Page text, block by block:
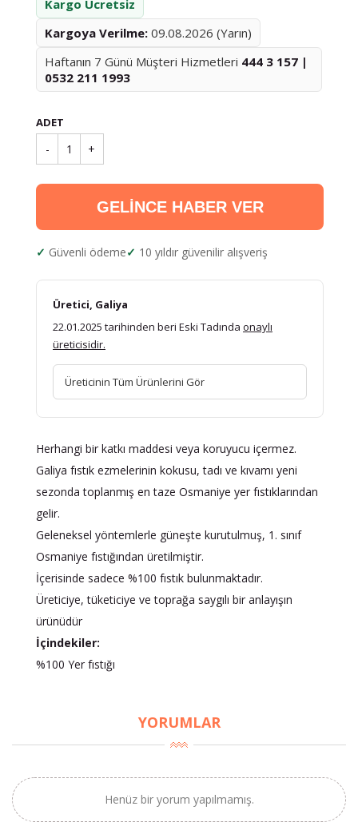
Kargo Ücretsiz
Kargoya Verilme: 09.08.2026 (Yarın)
Haftanın 7 Günü Müşteri Hizmetleri 444 3 157 |
0532 211 1993
ADET
- 1 +
GELİNCE HABER VER
Güvenli ödeme 10 yıldır güvenilir alışveriş
Üretici, Galiya
22.01.2025 tarihinden beri Eski Tadında onaylı
üreticisidir.
Üreticinin Tüm Ürünlerini Gör
Herhangi bir katkı maddesi veya koruyucu içermez.
Galiya fıstık ezmelerinin kokusu, tadı ve kıvamı yeni
sezonda toplanmış en taze Osmaniye yer fıstıklarından
gelir.
Geleneksel yöntemlerle güneşte kurutulmuş, 1. sınıf
Osmaniye fıstığından üretilmiştir.
İçerisinde sadece %100 fıstık bulunmaktadır.
Üreticiye, tüketiciye ve toprağa saygılı bir anlayışın
ürünüdür
İçindekiler:
%100 Yer fıstığı
YORUMLAR
Henüz bir yorum yapılmamış. ×
BU HAFTANIN PLANLI İNDİRİMİ